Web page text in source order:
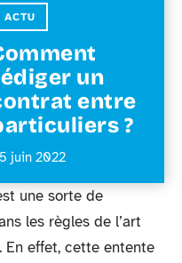
ACTU
un
entre
?
juin 2022
une sorte de
les règles de l’art
effet, cette entente